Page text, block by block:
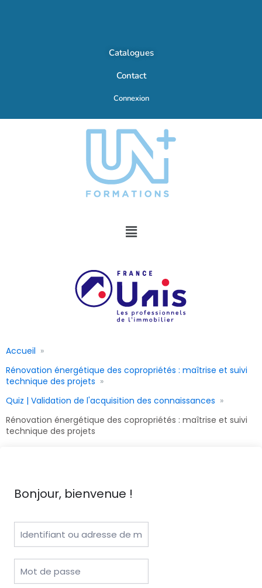
Catalogues
Contact
Connexion
Accueil
Rénovation énergétique des copropriétés : maîtrise et suivi
technique des projets
Quiz | Validation de l'acquisition des connaissances
Rénovation énergétique des copropriétés : maîtrise et suivi
technique des projets
Bonjour, bienvenue !